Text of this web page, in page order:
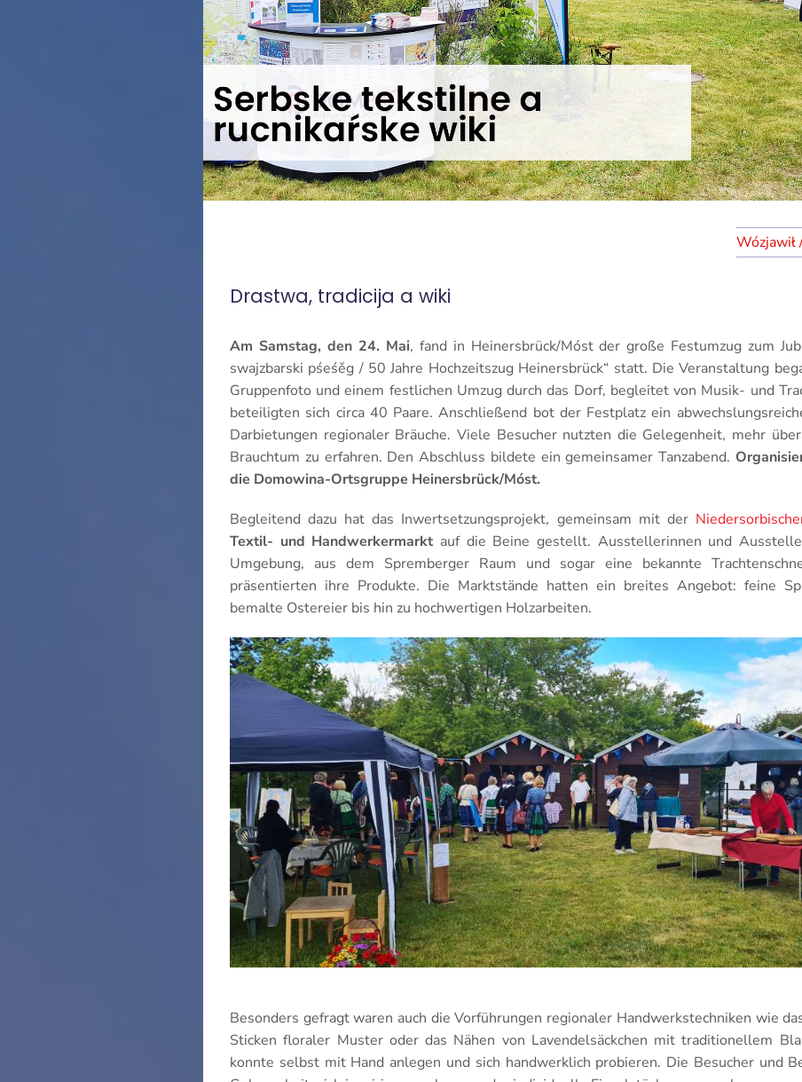
Drastwa, tradicija a wiki
Am Samstag, den 24. Mai, fand in Heinersbrück/Móst der große Festumzug zum
swajzbarski pśeśěg / 50 Jahre Hochzeitszug Heinersbrück“ statt. Die Veranstaltung
Gruppenfoto und einem festlichen Umzug durch das Dorf, begleitet von Musik- und
beteiligten sich circa 40 Paare. Anschließend bot der Festplatz ein
Darbietungen regionaler Bräuche. Viele Besucher nutzten die Gelegenheit, mehr
Brauchtum zu erfahren. Den Abschluss bildete ein gemeinsamer Tanzabend.
die Domowina-Ortsgruppe Heinersbrück/Móst.
Begleitend dazu hat das Inwertsetzungsprojekt, gemeinsam mit der
Textil- und Handwerkermarkt auf die Beine gestellt. Ausstellerinnen und
Umgebung, aus dem Spremberger Raum und sogar eine bekannte
präsentierten ihre Produkte. Die Marktstände hatten ein breites Angebot: feine
bemalte Ostereier bis hin zu hochwertigen Holzarbeiten.
Besonders gefragt waren auch die Vorführungen regionaler Handwerkstechniken wie
Sticken floraler Muster oder das Nähen von Lavendelsäckchen mit traditionellem
konnte selbst mit Hand anlegen und sich handwerklich probieren. Die Besucher und